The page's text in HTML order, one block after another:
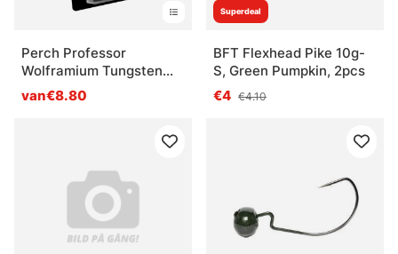
Perch Professor
Wolframium Tungsten
Cheburashka Sinker
van€8.80
Superdeal
BFT Flexhead Pike 10g-
S, Green Pumpkin, 2pcs
€4 €4.10